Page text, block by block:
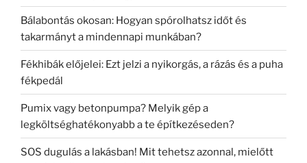
Bálabontás okosan: Hogyan spórolhatsz időt és
takarmányt a mindennapi munkában?
Fékhibák előjelei: Ezt jelzi a nyikorgás, a rázás és a puha
fékpedál
Pumix vagy betonpumpa? Melyik gép a
legköltséghatékonyabb a te építkezéseden?
SOS dugulás a lakásban! Mit tehetsz azonnal, mielőtt